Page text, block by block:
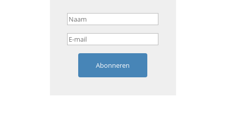
Abonneren